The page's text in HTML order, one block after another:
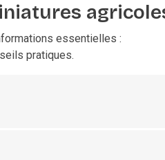
essentielles :
pratiques.